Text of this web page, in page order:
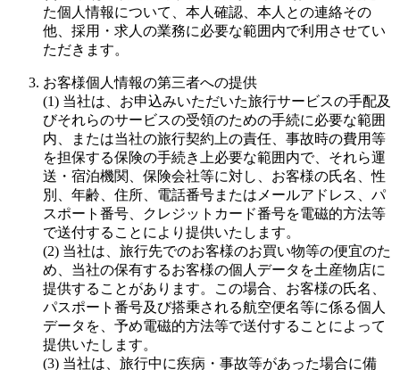
た個人情報について、本人確認、本人との連絡その
他、採用・求人の業務に必要な範囲内で利用させてい
ただきます。
お客様個人情報の第三者への提供
(1) 当社は、お申込みいただいた旅行サービスの手配及
びそれらのサービスの受領のための手続に必要な範囲
内、または当社の旅行契約上の責任、事故時の費用等
を担保する保険の手続き上必要な範囲内で、それら運
送・宿泊機関、保険会社等に対し、お客様の氏名、性
別、年齢、住所、電話番号またはメールアドレス、パ
スポート番号、クレジットカード番号を電磁的方法等
で送付することにより提供いたします。
(2) 当社は、旅行先でのお客様のお買い物等の便宜のた
め、当社の保有するお客様の個人データを土産物店に
提供することがあります。この場合、お客様の氏名、
パスポート番号及び搭乗される航空便名等に係る個人
データを、予め電磁的方法等で送付することによって
提供いたします。
(3) 当社は、旅行中に疾病・事故等があった場合に備